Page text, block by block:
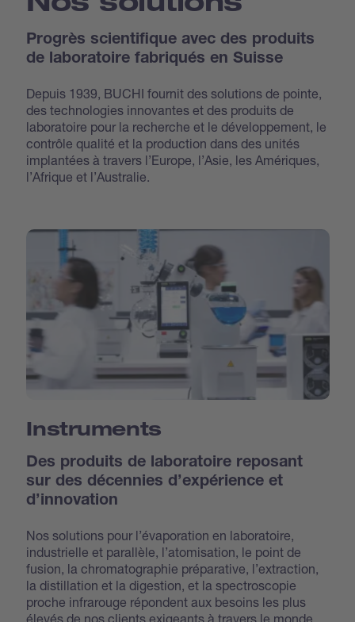
Progrès scientifique avec des produits
de laboratoire fabriqués en Suisse
Depuis 1939, BUCHI fournit des solutions de pointe,
des technologies innovantes et des produits de
laboratoire pour la recherche et le développement, le
contrôle qualité et la production dans des unités
implantées à travers l’Europe, l’Asie, les Amériques,
l’Afrique et l’Australie.
Instruments
Des produits de laboratoire reposant
sur des décennies d’expérience et
d’innovation
Nos solutions pour l’évaporation en laboratoire,
industrielle et parallèle, l’atomisation, le point de
fusion, la chromatographie préparative, l’extraction,
la distillation et la digestion, et la spectroscopie
proche infrarouge répondent aux besoins les plus
élevés de nos clients exigeants à travers le monde.